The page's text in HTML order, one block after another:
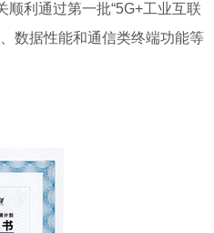
利通过第一批“5G+工业互联
数据性能和通信类终端功能等